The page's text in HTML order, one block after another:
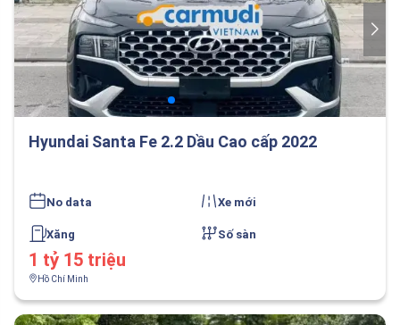
Hyundai Santa Fe 2.2 Dầu Cao cấp 2022
No data Xe mới
Xăng Số sàn
1 tỷ 15 triệu
Hồ Chí Minh